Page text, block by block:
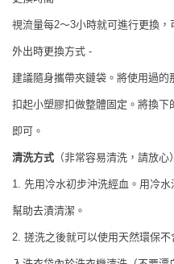
視流量每2～3小時就可進行更換，
外出時更換方式 -
建議隨身攜帶夾鏈袋。將使用過
扣起小塑膠扣做整體固定。將換
即可。
清洗方式 （非常容易清洗，請放心）
1. 先用冷水初步沖洗經血。用冷
幫助去漬清潔。
2. 搓洗之後就可以使用天然環保